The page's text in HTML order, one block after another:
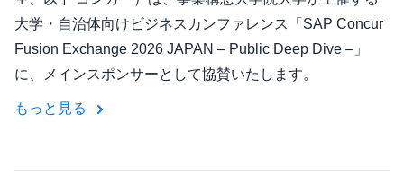
大学・自治体向けビジネスカンファレンス「SAP Concur
Fusion Exchange 2026 JAPAN – Public Deep Dive –」
に、メインスポンサーとして協賛いたします。
もっと見る